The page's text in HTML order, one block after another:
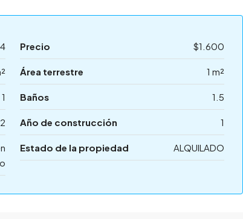
Precio $1.600
Área terrestre 1 m²
1 Baños 1.5
2 Año de construcción 1
Estado de la propiedad ALQUILADO